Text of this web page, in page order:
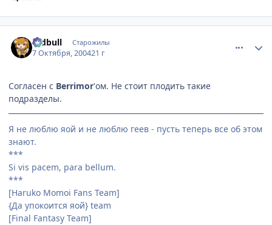
redbull Старожилы
7 Октября, 200421 г
Согласен с Berrimor'ом. Не стоит плодить такие
подразделы.
Я не люблю яой и не люблю геев - пусть теперь все об этом
знают.
***
Si vis pacem, para bellum.
***
[Haruko Momoi Fans Team]
{Да упокоится яой} team
[Final Fantasy Team]